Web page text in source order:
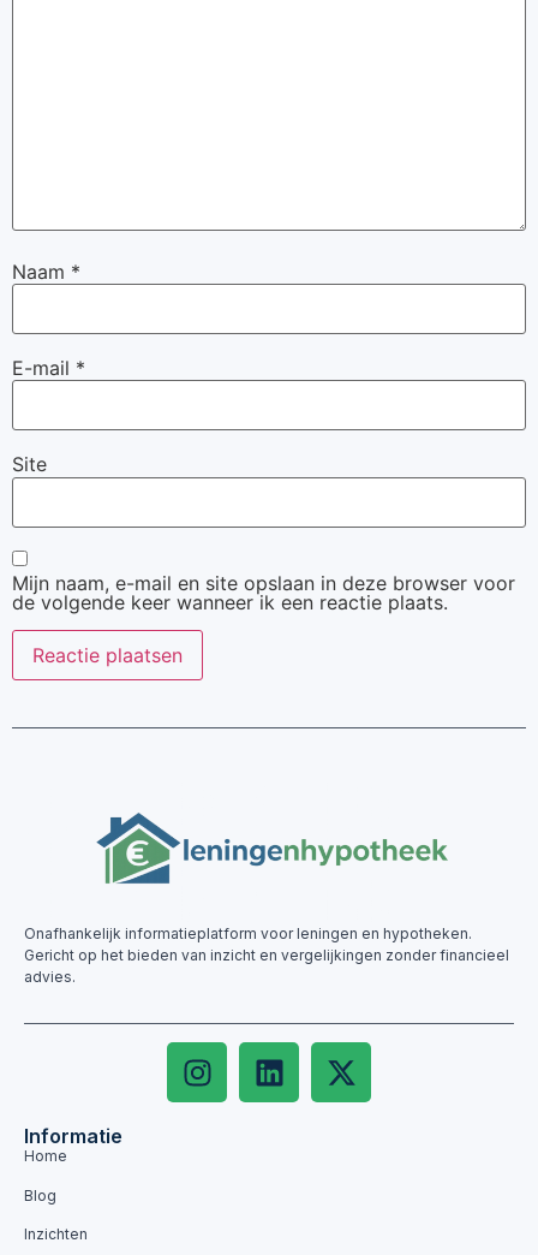
Naam *
E-mail *
Site
Mijn naam, e-mail en site opslaan in deze browser voor
de volgende keer wanneer ik een reactie plaats.
Onafhankelijk informatieplatform voor leningen en hypotheken.
Gericht op het bieden van inzicht en vergelijkingen zonder financieel
advies.
Informatie
Home
Blog
Inzichten